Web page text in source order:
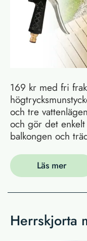
169 kr med fri
och tre
och gör det
balkongen och
Läs mer
Herrskjorta